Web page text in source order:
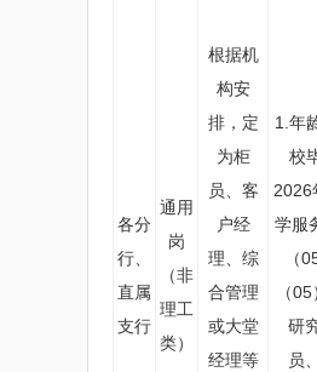
各分
行、
直属
支行
通用
岗
（非
理工
类）
根据机
构安
排，定
为柜
员、客
户经
理、综
合管理
或大堂
经理等
1.年
校
2026
学服
（
（
研
员